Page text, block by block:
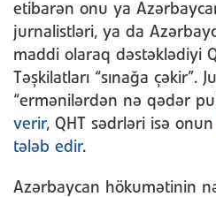
etibarən onu ya
jurnalistləri, ya da
maddi olaraq dəstəklədiyi
Təşkilatları “sınağa çəkir”.
“ermənilərdən nə qədər pul
verir, QHT sədrləri isə onun
tələb edir.
Azərbaycan hökumətinin